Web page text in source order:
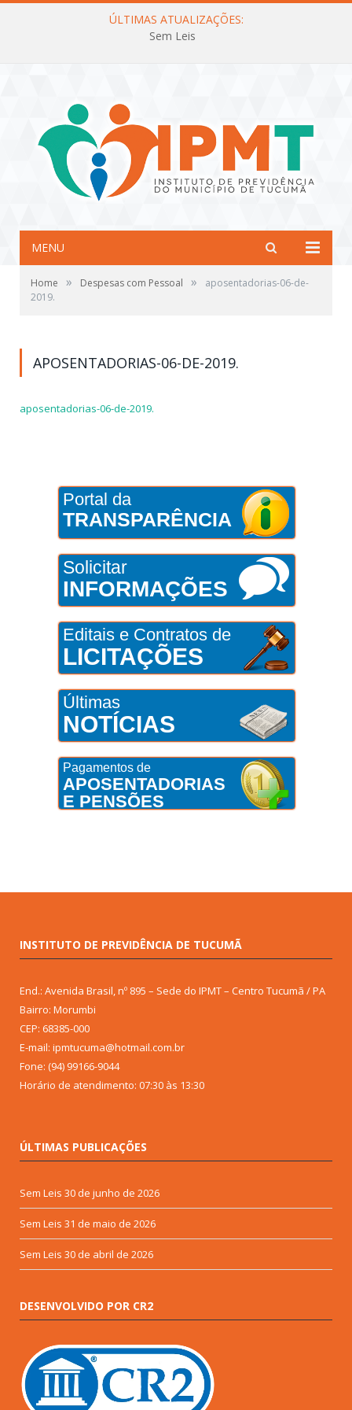
ÚLTIMAS ATUALIZAÇÕES:
Sem Leis
MENU
Home » Despesas com Pessoal »
aposentadorias-06-de-
2019.
APOSENTADORIAS-06-DE-2019.
aposentadorias-06-de-2019.
Portal da
TRANSPARÊNCIA
Solicitar
INFORMAÇÕES
Editais e Contratos de
LICITAÇÕES
Últimas
NOTÍCIAS
Pagamentos de
APOSENTADORIAS
E PENSÕES
INSTITUTO DE PREVIDÊNCIA DE TUCUMÃ
End.: Avenida Brasil, nº 895 – Sede do IPMT – Centro Tucumã / PA
Bairro: Morumbi
CEP: 68385-000
E-mail: ipmtucuma@hotmail.com.br
Fone: (94) 99166-9044
Horário de atendimento: 07:30 às 13:30
ÚLTIMAS PUBLICAÇÕES
Sem Leis 30 de junho de 2026
Sem Leis 31 de maio de 2026
Sem Leis 30 de abril de 2026
DESENVOLVIDO POR CR2